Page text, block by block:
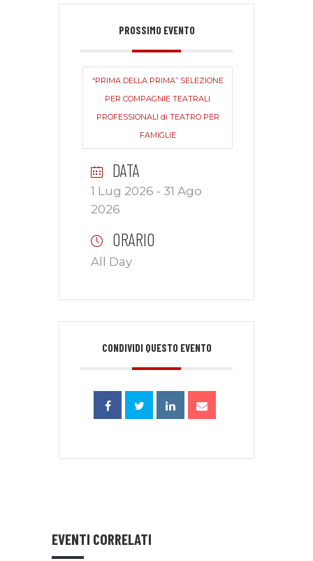
PROSSIMO EVENTO
“PRIMA DELLA PRIMA” SELEZIONE
PER COMPAGNIE TEATRALI
PROFESSIONALI di TEATRO PER
FAMIGLIE
DATA
1 Lug 2026 - 31 Ago
2026
ORARIO
All Day
CONDIVIDI QUESTO EVENTO
EVENTI CORRELATI